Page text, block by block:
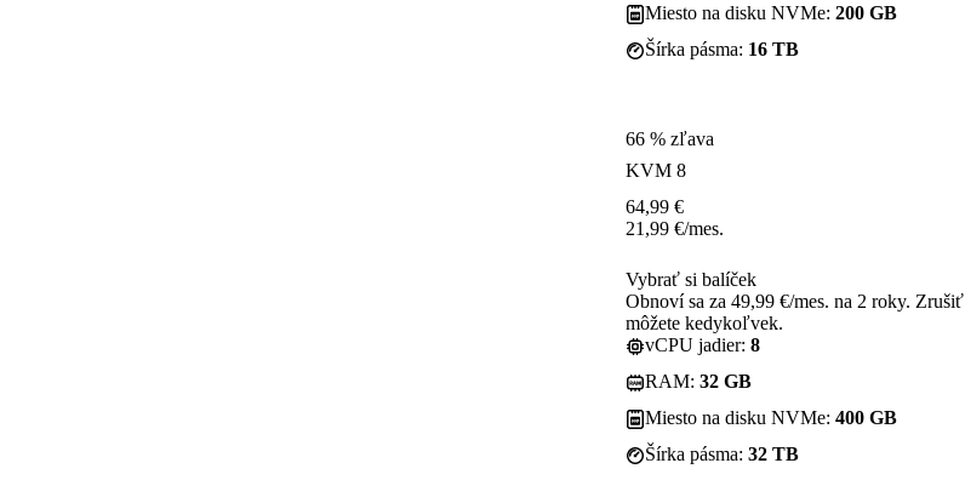
Miesto na disku NVMe: 200 GB
Šírka pásma: 16 TB
66 % zľava
KVM 8
64,99 €
21,99 €/mes.
Vybrať si balíček
Obnoví sa za 49,99 €/mes. na 2 roky. Zrušiť
môžete kedykoľvek.
vCPU jadier: 8
RAM: 32 GB
Miesto na disku NVMe: 400 GB
Šírka pásma: 32 TB